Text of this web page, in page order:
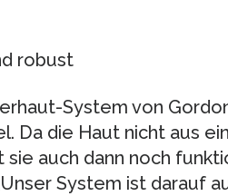
robust
System von
Da die Haut nicht aus
sie auch dann noch
System ist darauf